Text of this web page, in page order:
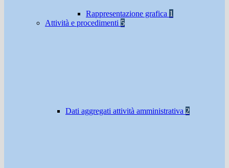
Rappresentazione grafica 1
Attività e procedimenti 5
Dati aggregati attività amministrativa 2